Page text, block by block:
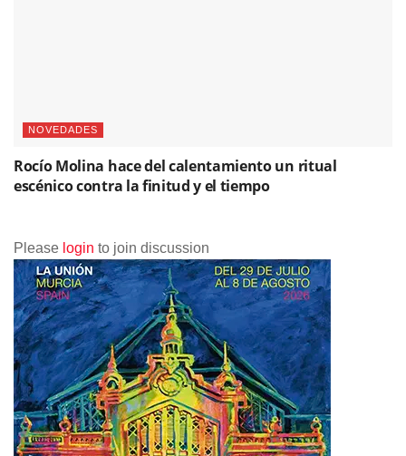
NOVEDADES
Rocío Molina hace del calentamiento un ritual
escénico contra la finitud y el tiempo
Please login to join discussion